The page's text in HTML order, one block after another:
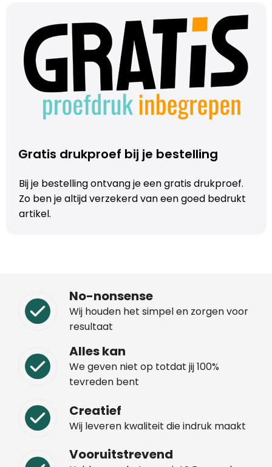
Gratis drukproef bij je bestelling
Bij je bestelling ontvang je een gratis drukproef.
Zo ben je altijd verzekerd van een goed bedrukt
artikel.
No-nonsense
Wij houden het simpel en zorgen voor
resultaat
Alles kan
We geven niet op totdat jij 100%
tevreden bent
Creatief
Wij leveren kwaliteit die indruk maakt
Vooruitstrevend